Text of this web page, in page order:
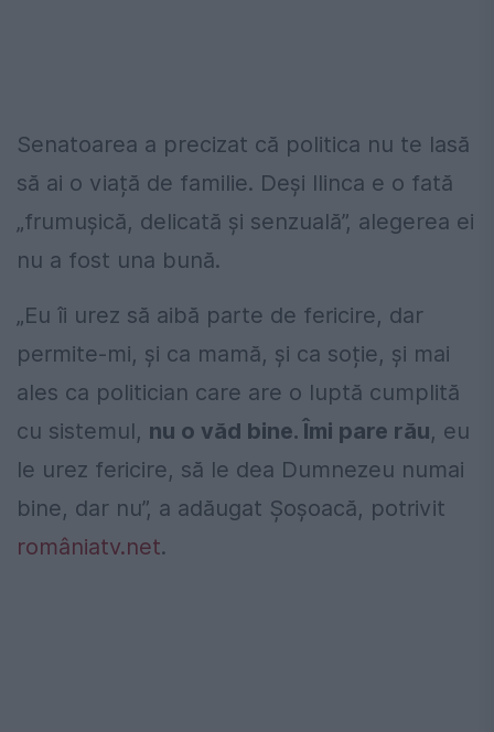
Senatoarea a precizat că politica nu te lasă
să ai o viață de familie. Deși Ilinca e o fată
„frumușică, delicată și senzuală”, alegerea ei
nu a fost una bună.
„Eu îi urez să aibă parte de fericire, dar
permite-mi, și ca mamă, și ca soție, și mai
ales ca politician care are o luptă cumplită
cu sistemul, nu o văd bine. Îmi pare rău, eu
le urez fericire, să le dea Dumnezeu numai
bine, dar nu”, a adăugat Şoşoacă, potrivit
româniatv.net.